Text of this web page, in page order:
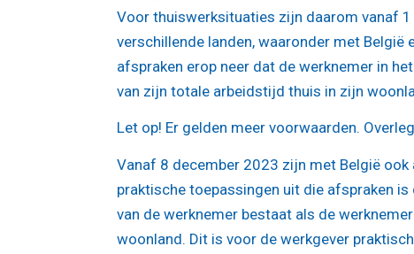
Voor thuiswerksituaties zijn daarom vanaf
verschillende landen, waaronder met
afspraken erop neer dat de werknemer in
van zijn totale arbeidstijd thuis in zijn
Let op! Er gelden meer voorwaarden.
Vanaf 8 december 2023 zijn met België
praktische toepassingen uit die afspraken
van de werknemer bestaat als de
woonland. Dit is voor de werkgever